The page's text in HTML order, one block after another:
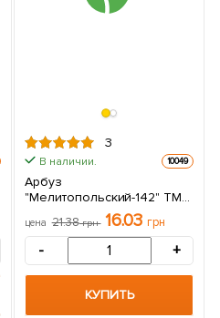
3
В наличии. 10049
Арбуз
"Мелитопольский-142" ТМ
цена 21.38грн 16.03 грн
- +
КУПИТЬ